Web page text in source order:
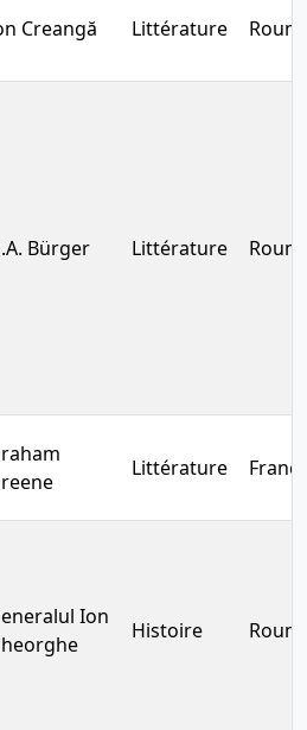
Creangă Littérature
Bürger Littérature
Littérature
Ion
Histoire